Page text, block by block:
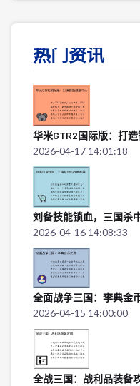
热门资讯
华米GTR2国际版：打
2026-04-17 14:01:18
刘备技能锁血，三国杀
2026-04-16 14:08:33
全面战争三国：李典金
2026-04-15 14:00:00
全战三国：战利品装备